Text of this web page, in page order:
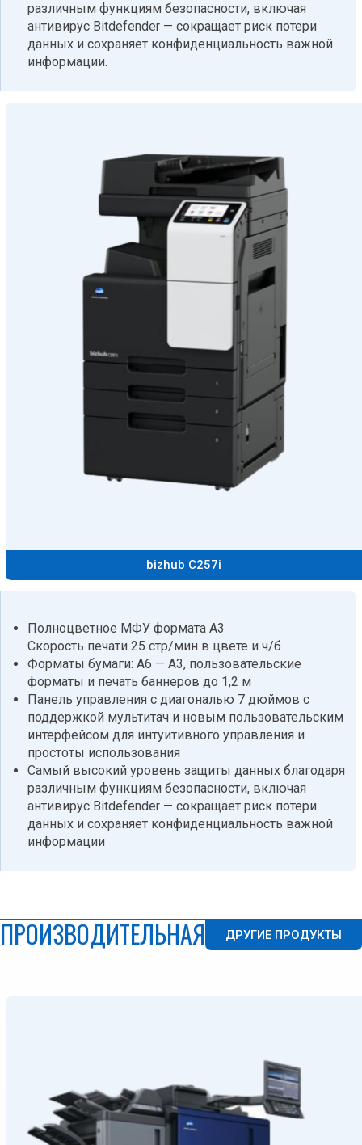
различным функциям безопасности, включая
антивирус Bitdefender — сокращает риск потери
данных и сохраняет конфиденциальность важной
информации.
bizhub C257i
Полноцветное МФУ формата А3
Скорость печати 25 стр/мин в цвете и ч/б
Форматы бумаги: A6 — A3, пользовательские
форматы и печать баннеров до 1,2 м
Панель управления с диагональю 7 дюймов с
поддержкой мультитач и новым пользовательским
интерфейсом для интуитивного управления и
простоты использования
Самый высокий уровень защиты данных благодаря
различным функциям безопасности, включая
антивирус Bitdefender — сокращает риск потери
данных и сохраняет конфиденциальность важной
информации
ПРОИЗВОДИТЕЛЬНАЯ ПЕЧАТЬДРУГИЕ ПРОДУКТЫ